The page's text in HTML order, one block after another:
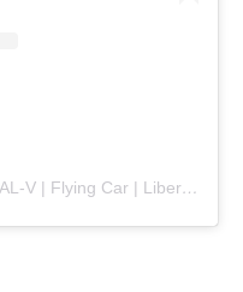
Una publicación compartida de PAL-V | Flying Car | Liberty (@palv.flyingcar)